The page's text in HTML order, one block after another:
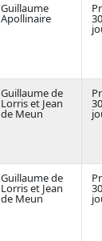
Guillaume
Apollinaire 30
Guillaume de
Lorris et Jean
de Meun
30
Guillaume de
Lorris et Jean
de Meun
30